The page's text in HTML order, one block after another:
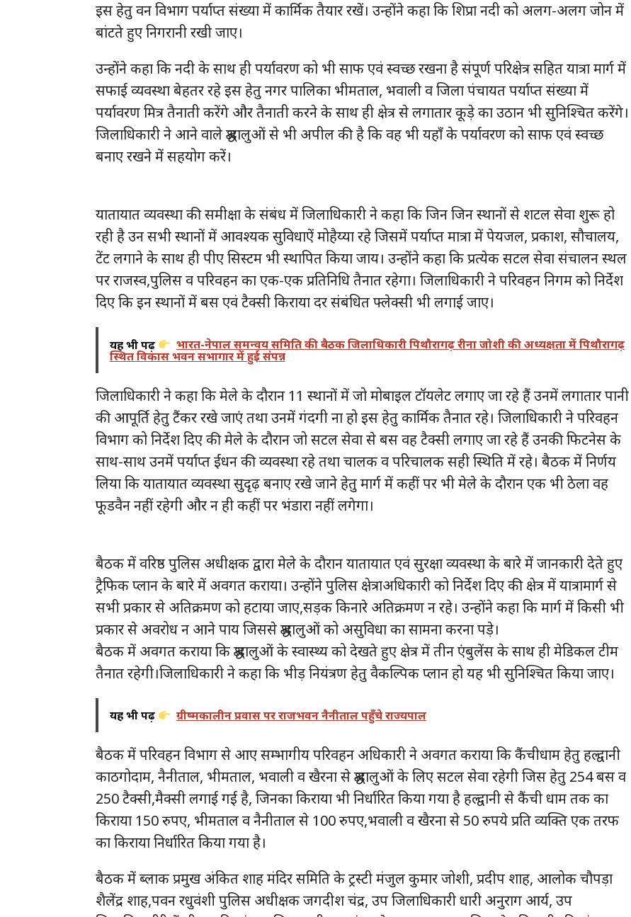
इस हेतु वन विभाग पर्याप्त संख्या में कार्मिक तैयार रखें। उन्होंने कहा कि शिप्रा नदी को अलग-अलग जोन में
बांटते हुए निगरानी रखी जाए।
उन्होंने कहा कि नदी के साथ ही पर्यावरण को भी साफ एवं स्वच्छ रखना है संपूर्ण परिक्षेत्र सहित यात्रा मार्ग में
सफाई व्यवस्था बेहतर रहे इस हेतु नगर पालिका भीमताल, भवाली व जिला पंचायत पर्याप्त संख्या में
पर्यावरण मित्र तैनाती करेंगे और तैनाती करने के साथ ही क्षेत्र से लगातार कूड़े का उठान भी सुनिश्चित करेंगे।
जिलाधिकारी ने आने वाले श्रद्धालुओं से भी अपील की है कि वह भी यहॉं के पर्यावरण को साफ एवं स्वच्छ
बनाए रखने में सहयोग करें।
यातायात व्यवस्था की समीक्षा के संबंध में जिलाधिकारी ने कहा कि जिन जिन स्थानों से शटल सेवा शुरू हो
रही है उन सभी स्थानों में आवश्यक सुविधाऐं मोहैय्या रहे जिसमें पर्याप्त मात्रा में पेयजल, प्रकाश, सौचालय,
टेंट लगाने के साथ ही पीए सिस्टम भी स्थापित किया जाय। उन्होंने कहा कि प्रत्येक सटल सेवा संचालन स्थल
पर राजस्व,पुलिस व परिवहन का एक-एक प्रतिनिधि तैनात रहेगा। जिलाधिकारी ने परिवहन निगम को निर्देश
दिए कि इन स्थानों में बस एवं टैक्सी किराया दर संबंधित फ्लेक्सी भी लगाई जाए।
यह भी पढ़ें भारत-नेपाल समन्वय समिति की बैठक जिलाधिकारी पिथौरागढ़ रीना जोशी की अध्यक्षता में पिथौरागढ़
स्थित विकास भवन सभागार में हुई संपन्न
जिलाधिकारी ने कहा कि मेले के दौरान 11 स्थानों में जो मोबाइल टॉयलेट लगाए जा रहे हैं उनमें लगातार पानी
की आपूर्ति हेतु टैंकर रखे जाएं तथा उनमें गंदगी ना हो इस हेतु कार्मिक तैनात रहे। जिलाधिकारी ने परिवहन
विभाग को निर्देश दिए की मेले के दौरान जो सटल सेवा से बस वह टैक्सी लगाए जा रहे हैं उनकी फिटनेस के
साथ-साथ उनमें पर्याप्त ईंधन की व्यवस्था रहे तथा चालक व परिचालक सही स्थिति में रहे। बैठक में निर्णय
लिया कि यातायात व्यवस्था सुदृढ़ बनाए रखे जाने हेतु मार्ग में कहीं पर भी मेले के दौरान एक भी ठेला वह
फूडवैन नहीं रहेगी और न ही कहीं पर भंडारा नहीं लगेगा।
बैठक में वरिष्ठ पुलिस अधीक्षक द्वारा मेले के दौरान यातायात एवं सुरक्षा व्यवस्था के बारे में जानकारी देते हुए
ट्रैफिक प्लान के बारे में अवगत कराया। उन्होंने पुलिस क्षेत्राअधिकारी को निर्देश दिए की क्षेत्र में यात्रामार्ग से
सभी प्रकार से अतिक्रमण को हटाया जाए,सड़क किनारे अतिक्रमण न रहे। उन्होंने कहा कि मार्ग में किसी भी
प्रकार से अवरोध न आने पाय जिससे श्रद्धालुओं को असुविधा का सामना करना पड़े।
बैठक में अवगत कराया कि श्रद्धालुओं के स्वास्थ्य को देखते हुए क्षेत्र में तीन एंबुलेंस के साथ ही मेडिकल टीम
तैनात रहेगी।जिलाधिकारी ने कहा कि भीड़ नियंत्रण हेतु वैकल्पिक प्लान हो यह भी सुनिश्चित किया जाए।
यह भी पढ़ें ग्रीष्मकालीन प्रवास पर राजभवन नैनीताल पहुँचे राज्यपाल
बैठक में परिवहन विभाग से आए सम्भागीय परिवहन अधिकारी ने अवगत कराया कि कैंचीधाम हेतु हल्द्वानी
काठगोदाम, नैनीताल, भीमताल, भवाली व खैरना से श्रद्धालुओं के लिए सटल सेवा रहेगी जिस हेतु 254 बस व
250 टैक्सी,मैक्सी लगाई गई है, जिनका किराया भी निर्धारित किया गया है हल्द्वानी से कैंची धाम तक का
किराया 150 रुपए, भीमताल व नैनीताल से 100 रुपए,भवाली व खैरना से 50 रुपये प्रति व्यक्ति एक तरफ
का किराया निर्धारित किया गया है।
बैठक में ब्लाक प्रमुख अंकित शाह मंदिर समिति के ट्रस्टी मंजुल कुमार जोशी, प्रदीप शाह, आलोक चौपड़ा
शैलेंद्र शाह,पवन रधुवंशी पुलिस अधीक्षक जगदीश चंद्र, उप जिलाधिकारी धारी अनुराग आर्य, उप